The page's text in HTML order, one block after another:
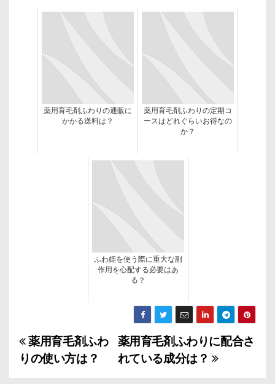
薬用育毛剤ふわりの通販に
かかる送料は？
薬用育毛剤ふわりの定期コ
ースはどれぐらいお得なの
か？
ふわ姫を使う際に重大な副
作用を心配する必要はあ
る？
投
稿
薬用育毛剤ふわりに配合さ
れている成分は？
薬用育毛剤ふわ
りの使い方は？